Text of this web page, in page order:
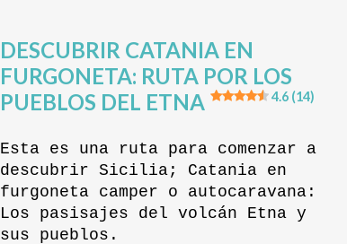
DESCUBRIR CATANIA EN
FURGONETA: RUTA POR LOS
PUEBLOS DEL ETNA
4.6 (14)
Esta es una ruta para comenzar a
descubrir Sicilia; Catania en
furgoneta camper o autocaravana:
Los pasisajes del volcán Etna y
sus pueblos.